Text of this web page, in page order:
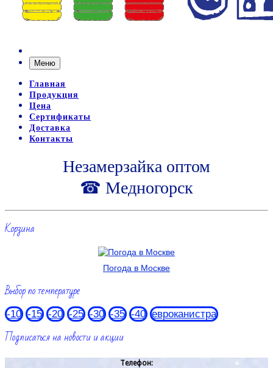
Меню
Главная
Продукция
Цена
Сертификаты
Доставка
Контакты
Незамерзайка оптом
☎ Медногорск
Корзина
Погода в Москве
Выбор по температуре
-10 -15 -20 -25 -30 -35 -40 евроканистра
Подписаться на новости и акции
Телефон: